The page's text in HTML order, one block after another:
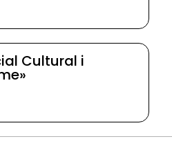
Cultural i